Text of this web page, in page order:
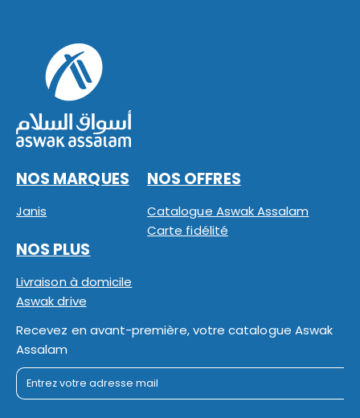
NOS MARQUES
Janis
NOS OFFRES
Catalogue Aswak Assalam
Carte fidélité
NOS PLUS
Livraison à domicile
Aswak drive
Recevez en avant-première, votre catalogue Aswak
Assalam